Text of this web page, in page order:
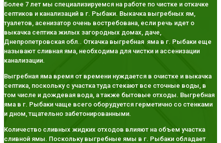
Более 7 лет мы специализируемся на работе по чистке и откачке
септиков и канализаций в г. Рыбаки. Выкачка выгребных ям,
туалетов, асенизатор очень востребована, если речь идет о
выкачка септика жилых загородных домах, даче,
Днепропетровская обл.. Откачка выгребная яма в г. Рыбаки еще
называют сливная яма, необходима для чистки и ассенизации
канализации.
Выгребная яма время от времени нуждается в очистке и выкачка
септика, поскольку с участка туда стекают все сточные воды, в
том числе и дождевая вода, а также бытовые отходы. Выгребная
яма в г. Рыбаки чаще всего оборудуется герметично со стенками
и дном, тщательно забетонированными.
Количество сливных жидких отходов влияют на объем участка
сливной ямы. Поскольку выгребные ямы в г. Рыбаки обладает